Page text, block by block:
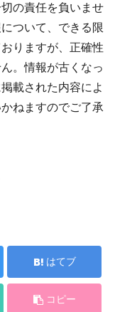
の責任を負いませ
ついて、できる限
りますが、正確性
。情報が古くなっ
載された内容によ
ねますのでご了承
はてブ
コピー